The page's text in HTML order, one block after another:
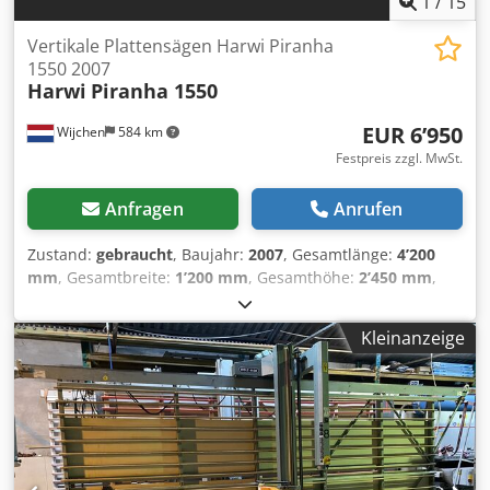
Wijchen 584 km
Vertikale Plattensägen Harwi Piranha
1550 2007
Harwi Piranha 1550
EUR 6’950
Festpreis zzgl. MwSt.
Anfragen Anrufen
Zustand: gebraucht, Baujahr: 2007, Gesamtlänge: 4’200
mm, Gesamtbreite: 1’200 mm, Gesamthöhe: 2’450 mm,
Farbe: Grau Gewicht: 485 kg - Baujahr: 2007 -
Dokumentation verfügbar: Nein - CE-Kennzeichnung
vorhanden: Ja - CE-Zertifikat vorhanden: Nein -
Seriennummer: 5012 EX - Max. Schnitthöhe horizontal
[mm]: 1550 - Max. Schnittbreite [mm]: 3300 - Max.
Schnitttiefe [mm]: 55 - Min. Sägeblattdurchmesser [mm]:
250 Djdpfx Aioy Exmgeyjck - Max. Sägeblattdurchmesser
[mm]: 250 - Achsenbohrung Sägeblattdurchmesser [mm]:
30 - Horizontales Schneiden: Ja - Vertikales Schneiden: Ja -
Kleinanzeige